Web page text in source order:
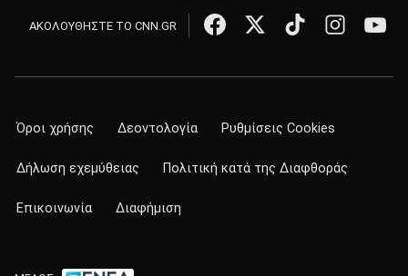
ΑΚΟΛΟΥΘΗΣΤΕ ΤΟ CNN.GR
Όροι χρήσης Δεοντολογία Ρυθμίσεις Cookies
Δήλωση εχεμύθειας Πολιτική κατά της Διαφθοράς
Επικοινωνία Διαφήμιση